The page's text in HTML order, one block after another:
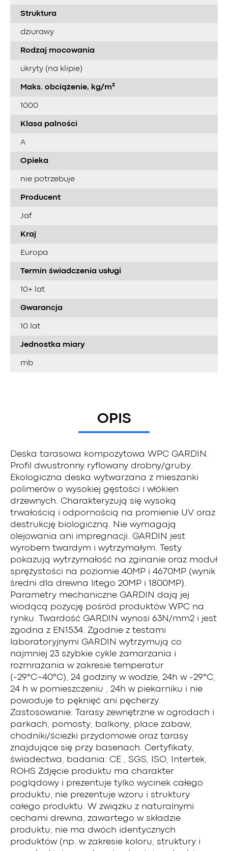
Struktura
dziurawy
Rodzaj mocowania
ukryty (na klipie)
Maks. obciążenie, kg/m²
1000
Klasa palności
A
Opieka
nie potrzebuje
Producent
Jaf
Kraj
Europa
Termin świadczenia usługi
10+ lat
Gwarancja
10 lat
Jednostka miary
mb
OPIS
Deska tarasowa kompozytowa WPC GARDIN.
Profil dwustronny ryflowany drobny/gruby.
Ekologiczna deska wytwarzana z mieszanki
polimerów o wysokiej gęstości i włókien
drzewnych. Charakteryzują się wysoką
trwałością i odpornością na promienie UV oraz
destrukcję biologiczną. Nie wymagają
olejowania ani impregnacji. GARDIN jest
wyrobem twardym i wytrzymałym. Testy
pokazują wytrzymałość na zginanie oraz moduł
sprężystości na poziomie 40MP i 4670MP (wynik
średni dla drewna litego 20MP i 1800MP).
Parametry mechaniczne GARDIN dają jej
wiodącą pozycję pośród produktów WPC na
rynku. Twardość GARDIN wynosi 63N/mm2 i jest
zgodna z EN1534. Zgodnie z testami
laboratoryjnymi GARDIN wytrzymują co
najmniej 23 szybkie cykle zamarzania i
rozmrażania w zakresie temperatur
(-29°C~40°C), 24 godziny w wodzie, 24h w -29°C,
24 h w pomieszczeniu , 24h w piekarniku i nie
powoduje to pęknięć ani pęcherzy.
Zastosowanie: Tarasy zewnętrzne w ogrodach i
parkach, pomosty, balkony, place zabaw,
chodniki/ścieżki przydomowe oraz tarasy
znajdujące się przy basenach. Certyfikaty,
świadectwa, badania: CE , SGS, ISO, Intertek,
ROHS Zdjęcie produktu ma charakter
poglądowy i prezentuje tylko wycinek całego
produktu, nie prezentuje wzoru i struktury
całego produktu. W związku z naturalnymi
cechami drewna, zawartego w składzie
produktu, nie ma dwóch identycznych
produktów (np. w zakresie koloru, struktury i